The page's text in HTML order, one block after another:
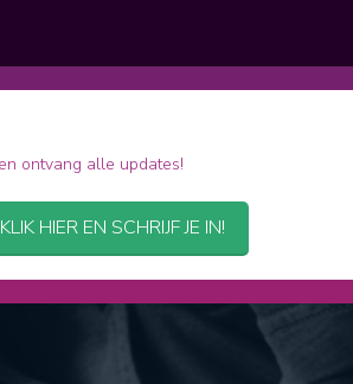
ontvang alle updates!
KLIK HIER EN SCHRIJF JE IN!